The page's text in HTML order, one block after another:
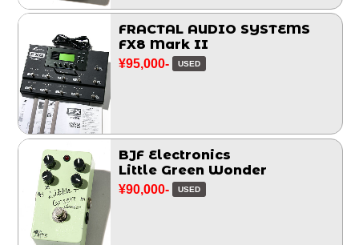
FRACTAL AUDIO SYSTEMS
FX8 Mark II
¥95,000- USED
BJF Electronics
Little Green Wonder
¥90,000- USED